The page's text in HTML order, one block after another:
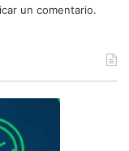
un comentario.